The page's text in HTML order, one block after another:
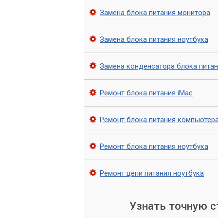
Удаление вирусов и
зараженных файлов, установка
Аппаратный ремонт и
(жесткие диски, оперативная
доступом в интернет и локальную
Профилактика и оптимизация.
Восстановление данных.Помощь
поврежденных носителей (в
Независимо от того, столкнулись ли
оперативно помочь вам.
Замена блока питания монитора
Замена блока питания ноутбука
Замена конденсатора блока
Ремонт блока питания iMac
Ремонт блока питания
Ремонт блока питания ноутбука
Ремонт цепи питания ноутбука
Узнать точную